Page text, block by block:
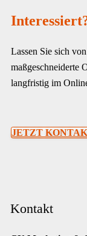
Lassen Sie sich
maßgeschneiderte
langfristig im
JETZT
Kontakt